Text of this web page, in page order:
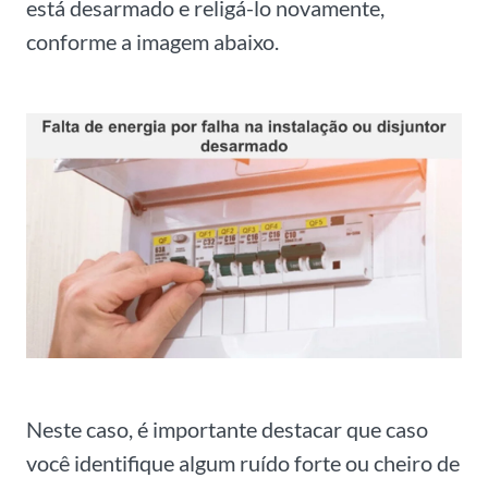
está desarmado e religá-lo novamente,
conforme a imagem abaixo.
Neste caso, é importante destacar que caso
você identifique algum ruído forte ou cheiro de